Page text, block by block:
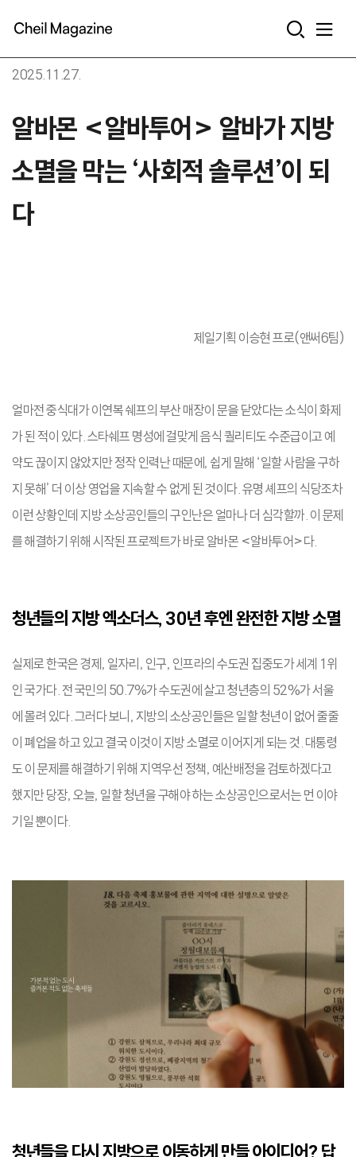
2025.11.27.
알바몬 <알바투어> 알바가 지방
소멸을 막는 ‘사회적 솔루션’이 되
다
제일기획 이승현 프로(앤써6팀)
얼마전 중식대가 이연복 쉐프의 부산 매장이 문을 닫았다는 소식이 화제
가 된 적이 있다. 스타쉐프 명성에 걸맞게 음식 퀄리티도 수준급이고 예
약도 끊이지 않았지만 정작 인력난 때문에, 쉽게 말해 ‘일할 사람을 구하
지 못해’ 더 이상 영업을 지속할 수 없게 된 것이다. 유명 셰프의 식당조차
이런 상황인데 지방 소상공인들의 구인난은 얼마나 더 심각할까. 이 문제
를 해결하기 위해 시작된 프로젝트가 바로 알바몬 <알바투어>다.
청년들의 지방 엑소더스, 30년 후엔 완전한 지방 소멸
실제로 한국은 경제, 일자리, 인구, 인프라의 수도권 집중도가 세계 1위
인 국가다. 전 국민의 50.7%가 수도권에 살고 청년층의 52%가 서울
에 몰려 있다. 그러다 보니, 지방의 소상공인들은 일할 청년이 없어 줄줄
이 폐업을 하고 있고 결국 이것이 지방 소멸로 이어지게 되는 것. 대통령
도 이 문제를 해결하기 위해 지역우선 정책, 예산배정을 검토하겠다고
했지만 당장, 오늘, 일할 청년을 구해야 하는 소상공인으로서는 먼 이야
기일 뿐이다.
청년들을 다시 지방으로 이동하게 만들 아이디어? 답